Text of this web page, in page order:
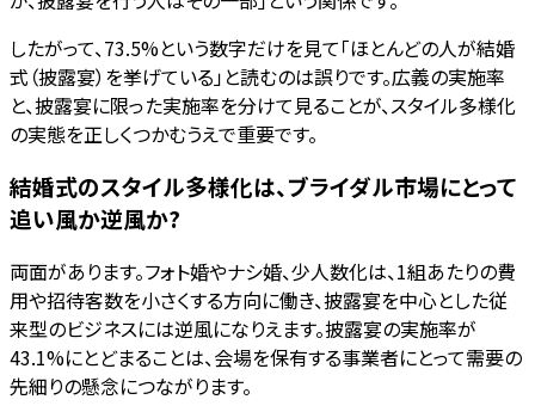
したがって、73.5%という数字だけを見て「ほとんどの人が結婚
式（披露宴）を挙げている」と読むのは誤りです。広義の実施率
と、披露宴に限った実施率を分けて見ることが、スタイル多様化
の実態を正しくつかむうえで重要です。
結婚式のスタイル多様化は、ブライダル市場にとって
追い風か逆風か?
両面があります。フォト婚やナシ婚、少人数化は、1組あたりの費
用や招待客数を小さくする方向に働き、披露宴を中心とした従
来型のビジネスには逆風になりえます。披露宴の実施率が
43.1%にとどまることは、会場を保有する事業者にとって需要の
先細りの懸念につながります。